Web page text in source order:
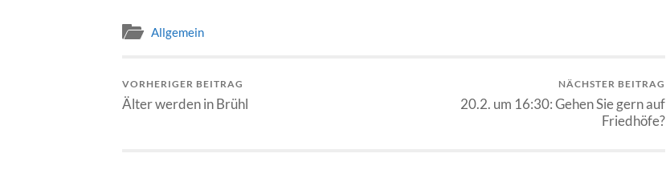
Allgemein
VORHERIGER BEITRAG
Älter werden in Brühl
NÄCHSTER BEITRAG
20.2. um 16:30: Gehen Sie gern auf
Friedhöfe?